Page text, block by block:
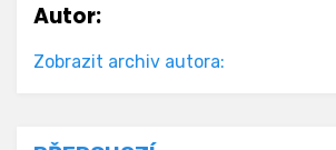
Autor:
Zobrazit archiv autora: